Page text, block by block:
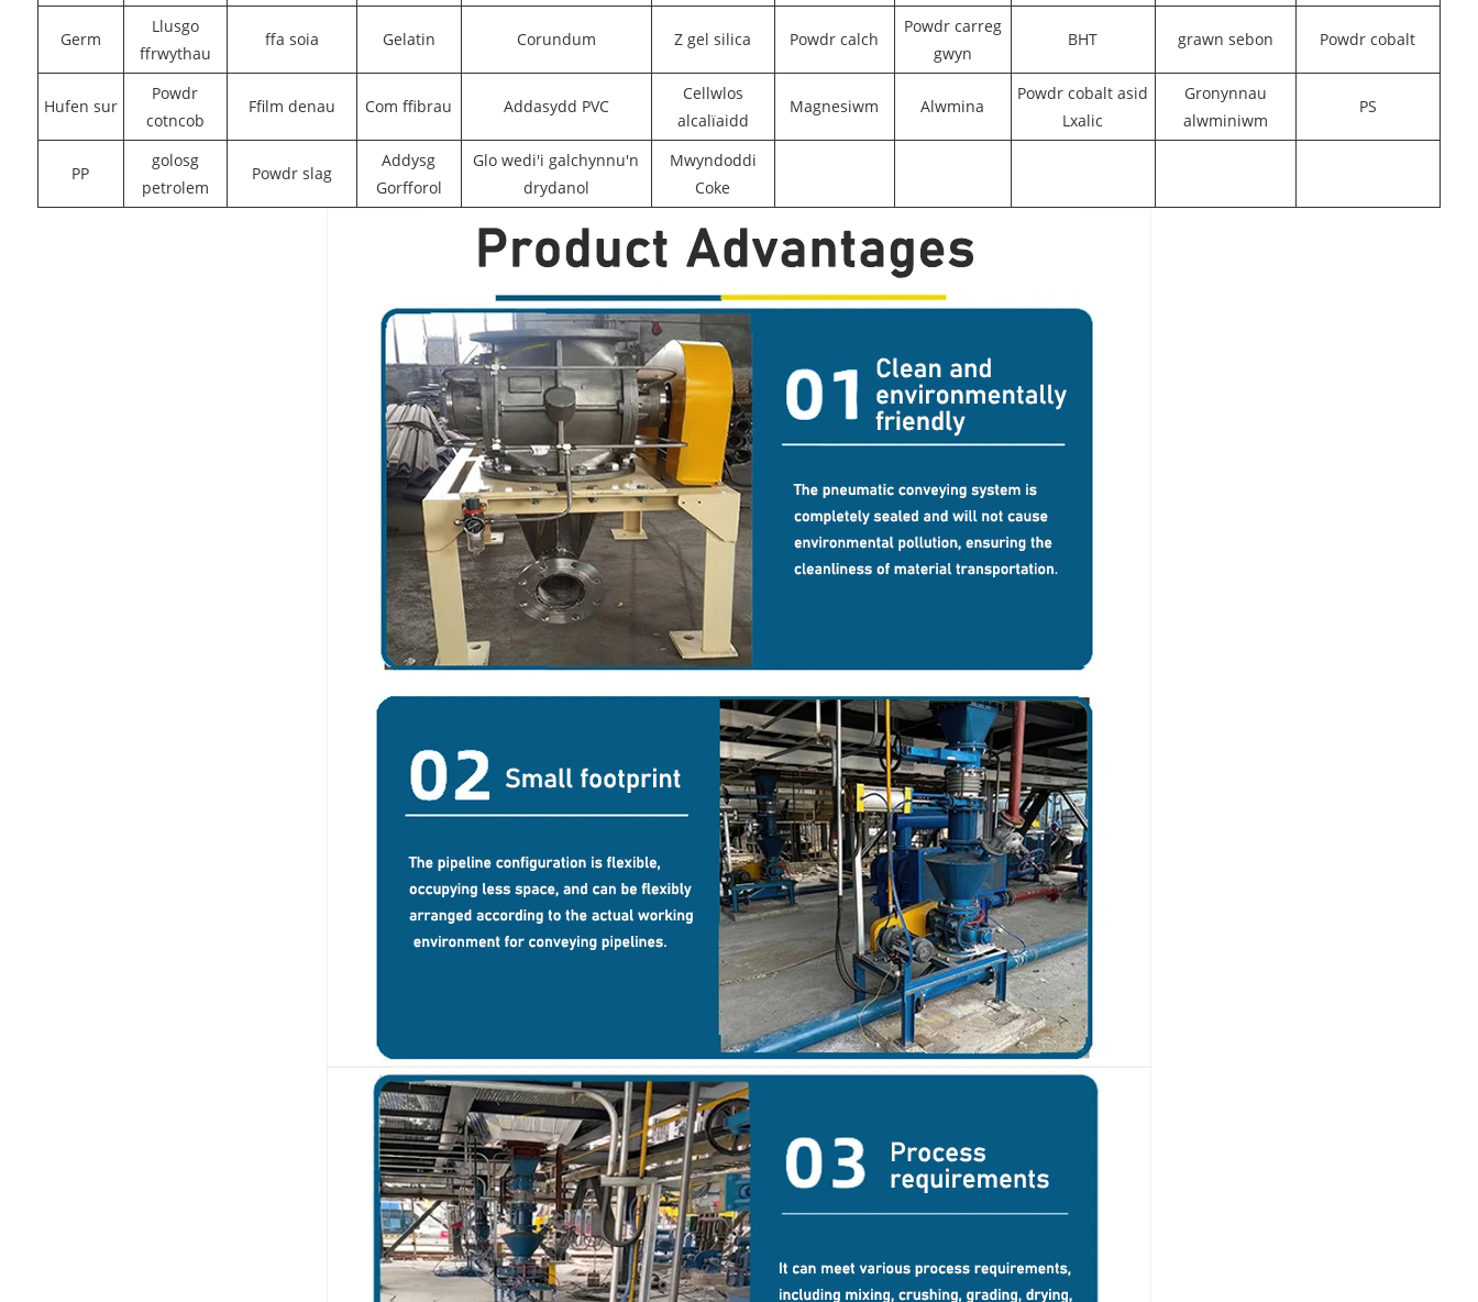
Germ
Llusgo
ffrwythau
ffa soia Gelatin Corundum Z gel silica Powdr calch
Powdr carreg
gwyn
BHT grawn sebon Powdr cobalt
Hufen sur
Powdr
cotncob
Ffilm denau Com ffibrau Addasydd PVC
Cellwlos
alcalïaidd
Magnesiwm Alwmina
Powdr cobalt asid
Lxalic
Gronynnau
alwminiwm
PS
PP
golosg
petrolem
Powdr slag
Addysg
Gorfforol
Glo wedi'i galchynnu'n
drydanol
Mwyndoddi
Coke